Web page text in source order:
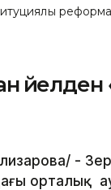
реформа
әйелден
-
орталық